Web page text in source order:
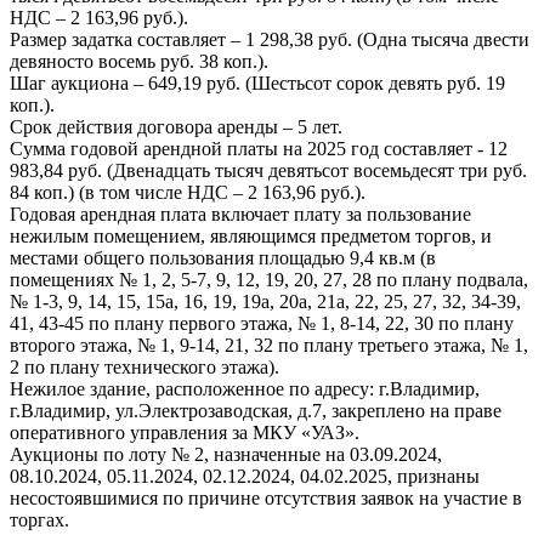
НДС – 2 163,96 руб.).
Размер задатка составляет – 1 298,38 руб. (Одна тысяча двести
девяносто восемь руб. 38 коп.).
Шаг аукциона – 649,19 руб. (Шестьсот сорок девять руб. 19
коп.).
Срок действия договора аренды – 5 лет.
Сумма годовой арендной платы на 2025 год составляет - 12
983,84 руб. (Двенадцать тысяч девятьсот восемьдесят три руб.
84 коп.) (в том числе НДС – 2 163,96 руб.).
Годовая арендная плата включает плату за пользование
нежилым помещением, являющимся предметом торгов, и
местами общего пользования площадью 9,4 кв.м (в
помещениях № 1, 2, 5-7, 9, 12, 19, 20, 27, 28 по плану подвала,
№ 1-3, 9, 14, 15, 15а, 16, 19, 19а, 20а, 21а, 22, 25, 27, 32, 34-39,
41, 43-45 по плану первого этажа, № 1, 8-14, 22, 30 по плану
второго этажа, № 1, 9-14, 21, 32 по плану третьего этажа, № 1,
2 по плану технического этажа).
Нежилое здание, расположенное по адресу: г.Владимир,
г.Владимир, ул.Электрозаводская, д.7, закреплено на праве
оперативного управления за МКУ «УАЗ».
Аукционы по лоту № 2, назначенные на 03.09.2024,
08.10.2024, 05.11.2024, 02.12.2024, 04.02.2025, признаны
несостоявшимися по причине отсутствия заявок на участие в
торгах.